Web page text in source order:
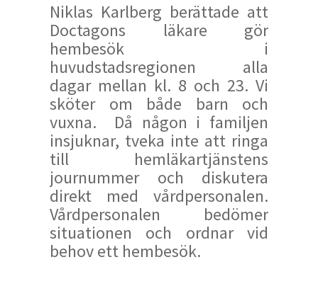
Niklas Karlberg berättade att
Doctagons läkare gör
hembesök i
huvudstadsregionen alla
dagar mellan kl. 8 och 23. Vi
sköter om både barn och
vuxna. Då någon i familjen
insjuknar, tveka inte att ringa
till hemläkartjänstens
journummer och diskutera
direkt med vårdpersonalen.
Vårdpersonalen bedömer
situationen och ordnar vid
behov ett hembesök.